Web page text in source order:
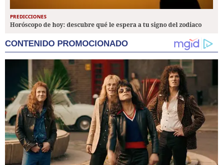
PREDICCIONES
Horóscopo de hoy: descubre qué le espera a tu signo del zodiaco
CONTENIDO PROMOCIONADO